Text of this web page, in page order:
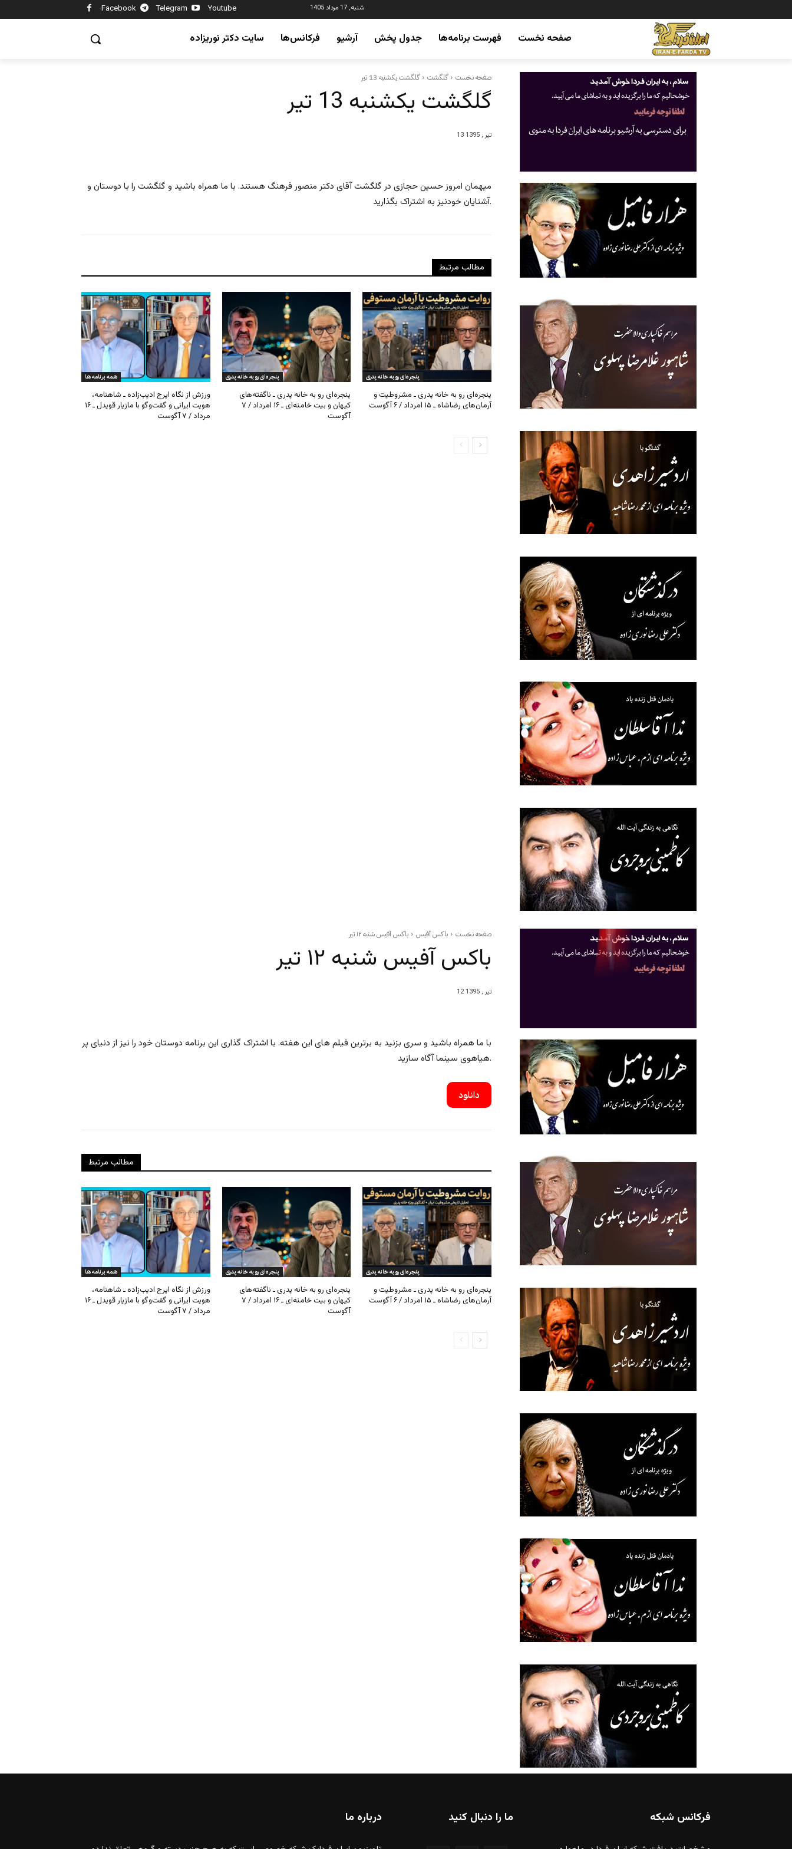
Facebook Telegram Youtube شنبه, 17 مرداد 1405
صفحه نخست فهرست برنامه‌ها جدول پخش آرشیو فرکانس‌ها سایت دکتر نوریزاده
صفحه نخست گلگشت گلگشت یکشنبه 13 تیر
گلگشت یکشنبه 13 تیر
13 تیر , 1395
میهمان امروز حسین حجازی در گلگشت آقای دکتر منصور فرهنگ هستند. با ما همراه باشید و گلگشت را با دوستان و
آشنایان خودنیز به اشتراک بگذارید.
مطالب مرتبط
همه برنامه ها
ورزش از نگاه ایرج ادیب‌زاده ـ شاهنامه،
هویت ایرانی و گفت‌وگو با مازیار قویدل ـ ۱۶
مرداد / ۷ آگوست
پنجره‌ای رو به خانه پدری
پنجره‌ای رو به خانه پدری ـ ناگفته‌های
کیهان و بیت خامنه‌ای ـ ۱۶ امرداد / ۷
آگوست
پنجره‌ای رو به خانه پدری
پنجره‌ای رو به خانه پدری ـ مشروطیت و
آرمان‌های رضاشاه ـ ۱۵ امرداد / ۶ آگوست
فرکانس شبکه ما را دنبال کنید درباره ما